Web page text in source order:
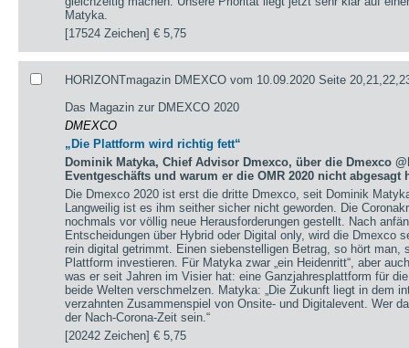
Matyka.
[17524 Zeichen]€ 5,75
HORIZONTmagazin DMEXCO vom 10.09.2020 Seite
Das Magazin zur DMEXCO 2020
DMEXCO
„Die Plattform wird richtig fett“
Dominik Matyka, Chief Advisor Dmexco, über die Dmexco
Eventgeschäfts und warum er die OMR 2020 nicht abgesagt
Die Dmexco 2020 ist erst die dritte Dmexco, seit Dominik
Langweilig ist es ihm seither sicher nicht geworden. Die
nochmals vor völlig neue Herausforderungen gestellt. Nach
Entscheidungen über Hybrid oder Digital only, wird die Dmexco
rein digital getrimmt. Einen siebenstelligen Betrag, so hört man,
Plattform investieren. Für Matyka zwar „ein Heidenritt“, aber
was er seit Jahren im Visier hat: eine Ganzjahresplattform für
beide Welten verschmelzen. Matyka: „Die Zukunft liegt in dem
verzahnten Zusammenspiel von Onsite- und Digitalevent. Wer
der Nach-Corona-Zeit sein.“
[20242 Zeichen]€ 5,75